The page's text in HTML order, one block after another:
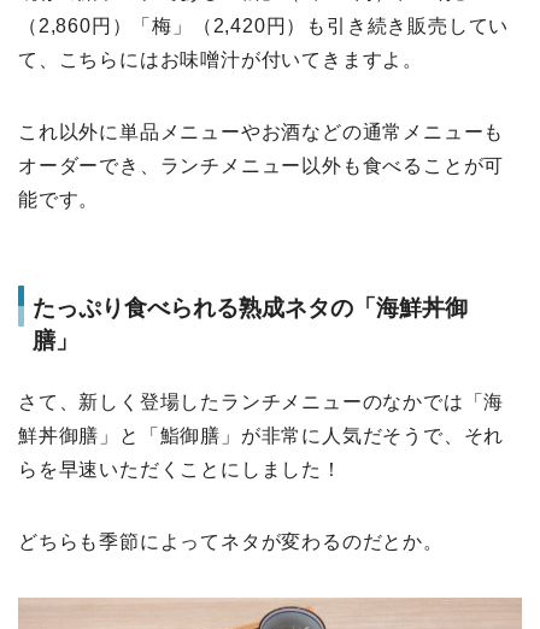
（2,860円）「梅」（2,420円）も引き続き販売してい
て、こちらにはお味噌汁が付いてきますよ。
これ以外に単品メニューやお酒などの通常メニューも
オーダーでき、ランチメニュー以外も食べることが可
能です。
たっぷり食べられる熟成ネタの「海鮮丼御
膳」
さて、新しく登場したランチメニューのなかでは「海
鮮丼御膳」と「鮨御膳」が非常に人気だそうで、それ
らを早速いただくことにしました！
どちらも季節によってネタが変わるのだとか。